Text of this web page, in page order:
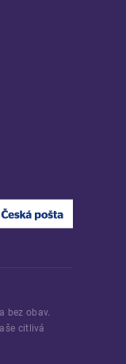
bez obav.
citlivá